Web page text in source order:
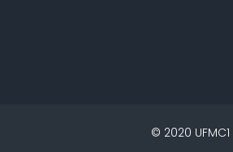
© 2020 UFMC1